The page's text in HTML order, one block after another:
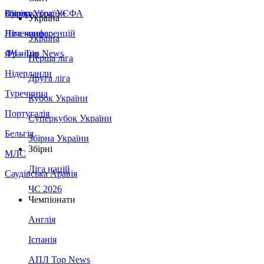
Збірна України
Італія
Німеччина
Франція
Нідерланди
Туреччина
Португалія
Бельгія
МЛС
Саудівська Аравія
Суперкубок УЄФА
Ліга конференцій
ЛЧ - Top News
Україна
Україна
Перша ліга
Друга ліга
Кубок України
Суперкубок України
Збірна України
Збірні
Ліга націй
ЧС 2026
Чемпіонати
Англія
Іспанія
АПЛ Top News